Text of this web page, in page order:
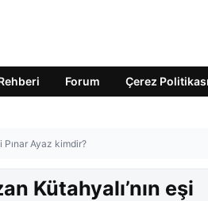
Forum Çerez Politikası
Pınar Ayaz kimdir?
Kütahyalı’nın eşi